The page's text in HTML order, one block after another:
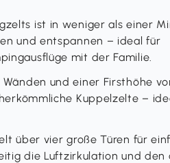
ist in weniger als einer
und entspannen – ideal für
mit der Familie.
und einer Firsthöhe
Kuppelzelte –
über vier große Türen für
die Luftzirkulation und den